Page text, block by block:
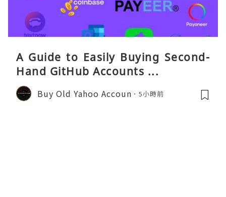
A Guide to Easily Buying Second-
Hand GitHub Accounts ...
Buy Old Yahoo Accoun 5小時前